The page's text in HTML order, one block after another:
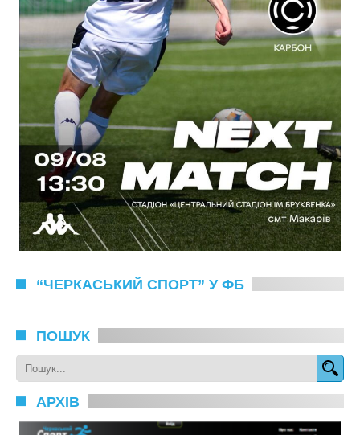
“ЧЕРКАСЬКИЙ СПОРТ” У ФБ
ПОШУК
АРХІВ